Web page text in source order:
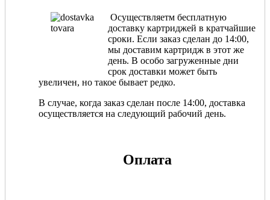
Осуществляетм бесплатную
доставку картриджей в кратчайшие
сроки. Если заказ сделан до 14:00,
мы доставим картридж в этот же
день. В особо загруженные дни
срок доставки может быть
увеличен, но такое бывает редко.
В случае, когда заказ сделан после 14:00, доставка
осуществляется на следующий рабочий день.
Оплата